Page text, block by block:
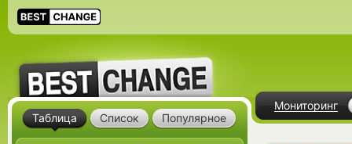
Мониторинг
Таблица Список Популярное